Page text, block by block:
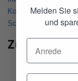
Zusätzliche
Melden Sie
und